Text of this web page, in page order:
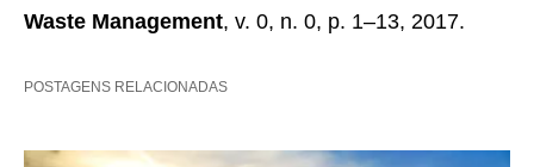
Waste Management, v. 0, n. 0, p. 1–13, 2017.
POSTAGENS RELACIONADAS